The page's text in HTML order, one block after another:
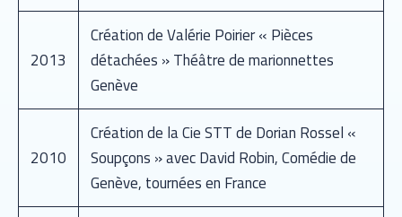
2013
Création de Valérie Poirier « Pièces
détachées » Théâtre de marionnettes
Genève
2010
Création de la Cie STT de Dorian Rossel «
Soupçons » avec David Robin, Comédie de
Genève, tournées en France